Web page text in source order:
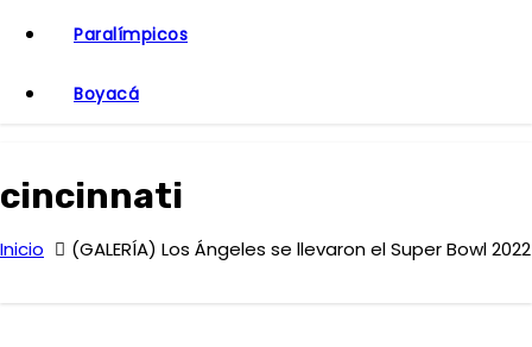
Paralímpicos
Boyacá
cincinnati
Inicio (GALERÍA) Los Ángeles se llevaron el Super Bowl 2022